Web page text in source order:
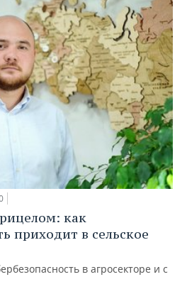
как
приходит в сельское
в агросекторе и с